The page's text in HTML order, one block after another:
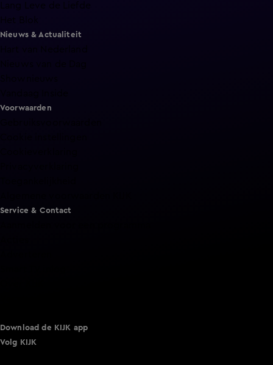
Lang Leve de Liefde
Nieuws & Actualiteit
Voorwaarden
Service & Contact
Download de KIJK app
Volg KIJK